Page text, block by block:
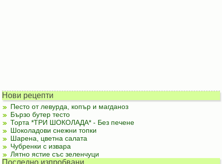
Нови рецепти
Песто от левурда, копър и магданоз
Бързо бутер тесто
Торта *ТРИ ШОКОЛАДА* - Без печене
Шоколадови снежни топки
Шарена, цветна салата
Чубренки с извара
Лятно ястие със зеленчуци
Последно изпробвани